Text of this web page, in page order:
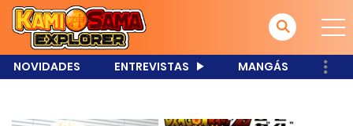
NOVIDADES ENTREVISTAS MANGÁS